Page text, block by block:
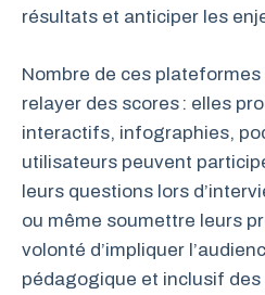
résultats et anticiper les
Nombre de ces
relayer des scores : elles
interactifs, infographies,
utilisateurs peuvent
leurs questions lors
ou même soumettre leurs
volonté d’impliquer
pédagogique et inclusif